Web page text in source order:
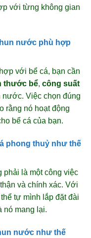
với từng không gian
nước phù hợp
với bể cá, bạn cần
thước bể, công suất
nước. Việc chọn đúng
rằng nó hoạt động
bể cá của bạn.
phong thuỷ như thế
phải là một công việc
và chính xác. Với
tự mình lắp đặt đài
nó mang lại.
nước như thế